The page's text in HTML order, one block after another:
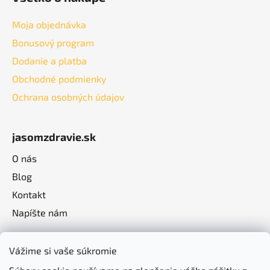
Vážime si vaše súkromie
Moja objednávka
Bonusový program
Dodanie a platba
Obchodné podmienky
Ochrana osobných údajov
jasomzdravie.sk
O nás
Blog
Kontakt
Napíšte nám